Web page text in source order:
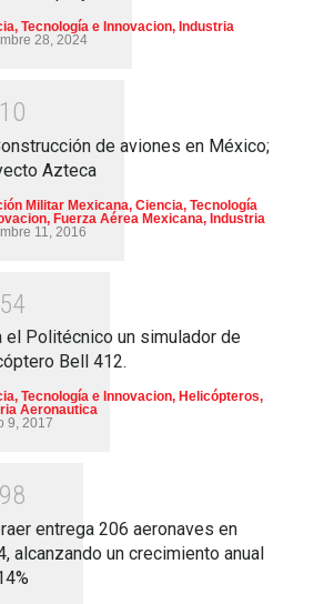
Tecnología e Innovacion, Industria
28, 2024
1 0
de aviones en México;
Azteca
Militar Mexicana, Ciencia, Tecnología
, Fuerza Aérea Mexicana, Industria
11, 2016
54
el Politécnico un simulador de
Bell 412.
Tecnología e Innovacion, Helicópteros,
Aeronautica
9, 2017
98
entrega 206 aeronaves en
alcanzando un crecimiento anual